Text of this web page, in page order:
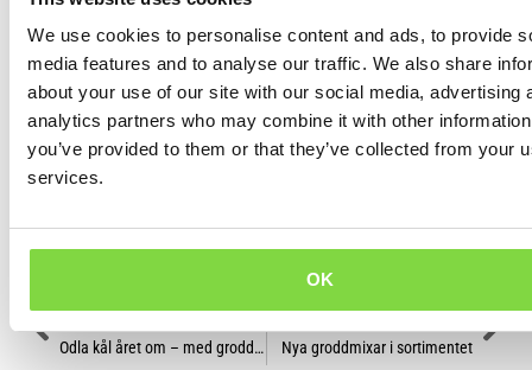
We use cookies to personalise content and ads, to provide
media features and to analyse our traffic. We also share
about your use of our site with our social media, advertising
analytics partners who may combine it with other
you’ve provided to them or that they’ve collected from your
services.
OK
föredrag. FREDAG 8 MARS KL 11.30
Hoppas vi ses!
FÖREGÅENDE
Odla kål året om – med groddar och skott!
NÄSTA
Nya groddmixar i sortimentet